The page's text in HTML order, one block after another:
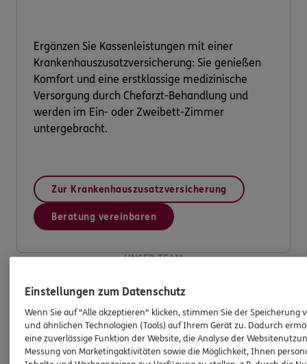
Ergänzen Sie Kassenleistungen mit einer
Krankenhauszusatzversicherung: Sie genießen
Komfort und eine erstklassige medizinische
Versorgung durch Chefarzt-Behandlung und
werden im Ein- oder Zweibett-Zimmer
untergebracht.
Zur Krankenhauszusatzversicherung
Beratung vereinbaren
UNSER TEAM
Versicherung Jan Behrendt
Einstellungen zum Datenschutz
Wenn Sie auf "Alle akzeptieren" klicken, stimmen Sie der Speicherung
und ähnlichen Technologien (Tools) auf Ihrem Gerät zu. Dadurch
eine zuverlässige Funktion der Website, die Analyse der
Messung von Marketingaktivitäten sowie die Möglichkeit, Ihnen